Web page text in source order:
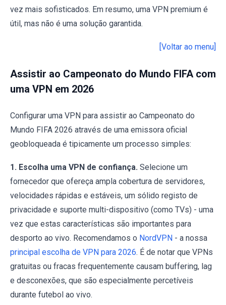
vez mais sofisticados. Em resumo, uma VPN premium é
útil, mas não é uma solução garantida.
[Voltar ao menu]
Assistir ao Campeonato do Mundo FIFA com
uma VPN em 2026
Configurar uma VPN para assistir ao Campeonato do
Mundo FIFA 2026 através de uma emissora oficial
geobloqueada é tipicamente um processo simples:
1. Escolha uma VPN de confiança. Selecione um
fornecedor que ofereça ampla cobertura de servidores,
velocidades rápidas e estáveis, um sólido registo de
privacidade e suporte multi-dispositivo (como TVs) - uma
vez que estas características são importantes para
desporto ao vivo. Recomendamos o NordVPN - a nossa
principal escolha de VPN para 2026. É de notar que VPNs
gratuitas ou fracas frequentemente causam buffering, lag
e desconexões, que são especialmente percetíveis
durante futebol ao vivo.